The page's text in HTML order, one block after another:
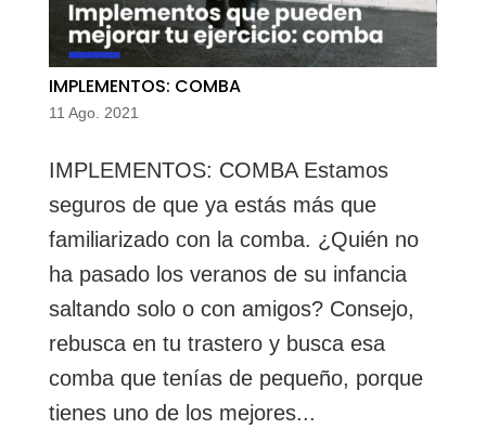
IMPLEMENTOS: COMBA
11 Ago. 2021
IMPLEMENTOS: COMBA Estamos
seguros de que ya estás más que
familiarizado con la comba. ¿Quién no
ha pasado los veranos de su infancia
saltando solo o con amigos? Consejo,
rebusca en tu trastero y busca esa
comba que tenías de pequeño, porque
tienes uno de los mejores...